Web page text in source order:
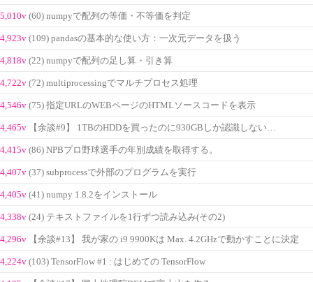
5,010v (60) numpyで配列の等価・不等価を判定
4,923v (109) pandasの基本的な使い方：一次元データを扱う
4,818v (22) numpyで配列の足し算・引き算
4,722v (72) multiprocessingでマルチプロセス処理
4,546v (75) 指定URLのWEBページのHTMLソースコードを表示
4,465v 【余談#9】 1TBのHDDを買ったのに930GBしか認識しない…
4,415v (86) NPBプロ野球選手の年別成績を取得する。
4,407v (37) subprocessで外部のプログラムを実行
4,405v (41) numpy 1.8.2をインストール
4,338v (24) テキストファイルを1行ずつ読み込み(その2)
4,296v 【余談#13】 我が家の i9 9900Kは Max. 4.2GHzで動かすことに決定
4,224v (103) TensorFlow #1 : はじめての TensorFlow